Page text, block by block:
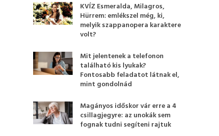
KVÍZ Esmeralda, Milagros,
Hürrem: emlékszel még, ki,
melyik szappanopera karaktere
volt?
Mit jelentenek a telefonon
található kis lyukak?
Fontosabb feladatot látnak el,
mint gondolnád
Magányos időskor vár erre a 4
csillagjegyre: az unokák sem
fognak tudni segíteni rajtuk